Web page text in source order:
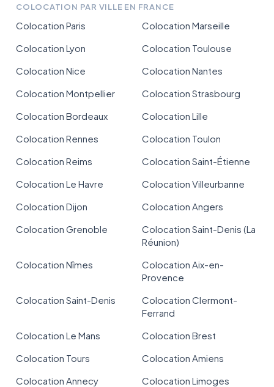
COLOCATION PAR VILLE EN FRANCE
Colocation Paris
Colocation Marseille
Colocation Lyon
Colocation Toulouse
Colocation Nice
Colocation Nantes
Colocation Montpellier
Colocation Strasbourg
Colocation Bordeaux
Colocation Lille
Colocation Rennes
Colocation Toulon
Colocation Reims
Colocation Saint-Étienne
Colocation Le Havre
Colocation Villeurbanne
Colocation Dijon
Colocation Angers
Colocation Grenoble
Colocation Saint-Denis (La
Réunion)
Colocation Nîmes
Colocation Aix-en-
Provence
Colocation Saint-Denis
Colocation Clermont-
Ferrand
Colocation Le Mans
Colocation Brest
Colocation Tours
Colocation Amiens
Colocation Annecy
Colocation Limoges